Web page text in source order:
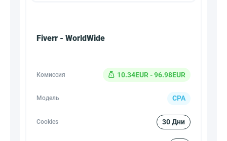
Fiverr - WorldWide
Комиссия 10.34EUR - 96.98EUR
Модель CPA
Cookies 30 Дни